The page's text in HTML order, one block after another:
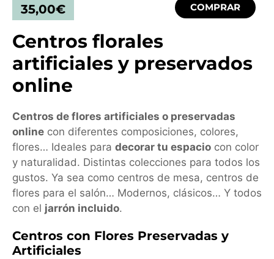
35,00€ COMPRAR
Centros florales
artificiales y preservados
online
Centros de flores artificiales o preservadas
online con diferentes composiciones, colores,
flores… Ideales para decorar tu espacio con color
y naturalidad. Distintas colecciones para todos los
gustos. Ya sea como centros de mesa, centros de
flores para el salón… Modernos, clásicos… Y todos
con el jarrón incluido.
Centros con Flores Preservadas y
Artificiales